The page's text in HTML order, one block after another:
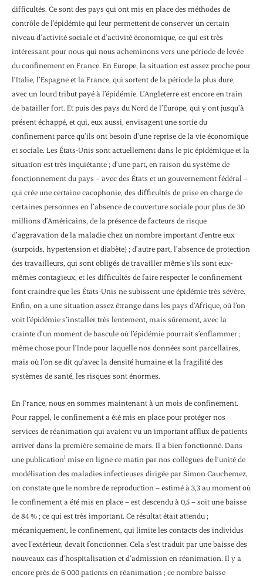
difficultés. Ce sont des pays qui ont mis en place des méthodes de
contrôle de l’épidémie qui leur permettent de conserver un certain
niveau d’activité sociale et d’activité économique, ce qui est très
intéressant pour nous qui nous acheminons vers une période de levée
du confinement en France. En Europe, la situation est assez proche pour
l’Italie, l’Espagne et la France, qui sortent de la période la plus dure,
avec un lourd tribut payé à l’épidémie. L’Angleterre est encore en train
de batailler fort. Et puis des pays du Nord de l’Europe, qui y ont jusqu’à
présent échappé, et qui, eux aussi, envisagent une sortie du
confinement parce qu’ils ont besoin d’une reprise de la vie économique
et sociale. Les États-Unis sont actuellement dans le pic épidémique et la
situation est très inquiétante ; d’une part, en raison du système de
fonctionnement du pays – avec des États et un gouvernement fédéral –
qui crée une certaine cacophonie, des difficultés de prise en charge de
certaines personnes en l’absence de couverture sociale pour plus de 30
millions d’Américains, de la présence de facteurs de risque
d’aggravation de la maladie chez un nombre important d’entre eux
(surpoids, hypertension et diabète) ; d’autre part, l’absence de protection
des travailleurs, qui sont obligés de travailler même s’ils sont eux-
mêmes contagieux, et les difficultés de faire respecter le confinement
font craindre que les États-Unis ne subissent une épidémie très sévère.
Enfin, on a une situation assez étrange dans les pays d’Afrique, où l’on
voit l’épidémie s’installer très lentement, mais sûrement, avec la
crainte d’un moment de bascule où l’épidémie pourrait s’enflammer ;
même chose pour l’Inde pour laquelle nos données sont parcellaires,
mais où l’on se dit qu’avec la densité humaine et la fragilité des
systèmes de santé, les risques sont énormes.
En France, nous en sommes maintenant à un mois de confinement.
Pour rappel, le confinement a été mis en place pour protéger nos
services de réanimation qui avaient vu un important afflux de patients
arriver dans la première semaine de mars. Il a bien fonctionné. Dans
une publication1 mise en ligne ce matin par nos collègues de l’unité de
modélisation des maladies infectieuses dirigée par Simon Cauchemez,
on constate que le nombre de reproduction – estimé à 3,3 au moment où
le confinement a été mis en place – est descendu à 0,5 – soit une baisse
de 84 % ; ce qui est très important. Ce résultat était attendu ;
mécaniquement, le confinement, qui limite les contacts des individus
avec l’extérieur, devait fonctionner. Cela s’est traduit par une baisse des
nouveaux cas d’hospitalisation et d’admission en réanimation. Il y a
encore près de 6 000 patients en réanimation ; ce nombre baisse